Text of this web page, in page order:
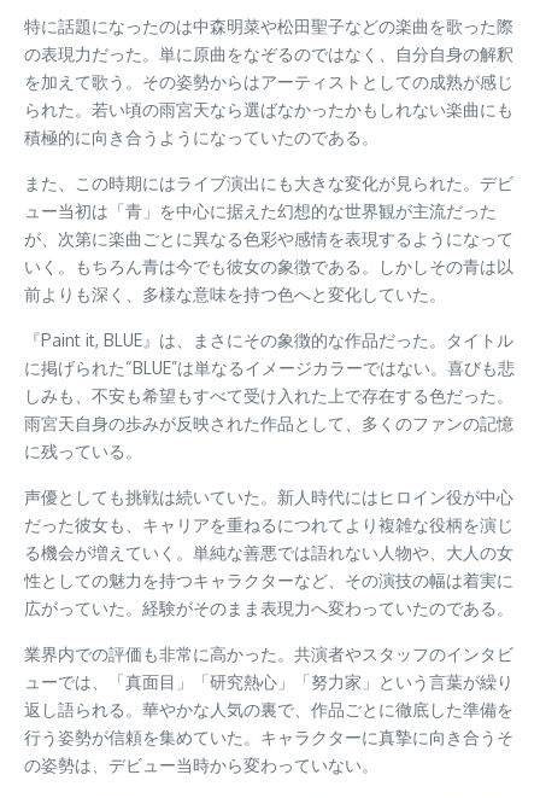
特に話題になったのは中森明菜や松田聖子などの楽曲を歌った際
の表現力だった。単に原曲をなぞるのではなく、自分自身の解釈
を加えて歌う。その姿勢からはアーティストとしての成熟が感じ
られた。若い頃の雨宮天なら選ばなかったかもしれない楽曲にも
積極的に向き合うようになっていたのである。
また、この時期にはライブ演出にも大きな変化が見られた。デビ
ュー当初は「青」を中心に据えた幻想的な世界観が主流だった
が、次第に楽曲ごとに異なる色彩や感情を表現するようになって
いく。もちろん青は今でも彼女の象徴である。しかしその青は以
前よりも深く、多様な意味を持つ色へと変化していた。
『Paint it, BLUE』は、まさにその象徴的な作品だった。タイトル
に掲げられた“BLUE”は単なるイメージカラーではない。喜びも悲
しみも、不安も希望もすべて受け入れた上で存在する色だった。
雨宮天自身の歩みが反映された作品として、多くのファンの記憶
に残っている。
声優としても挑戦は続いていた。新人時代にはヒロイン役が中心
だった彼女も、キャリアを重ねるにつれてより複雑な役柄を演じ
る機会が増えていく。単純な善悪では語れない人物や、大人の女
性としての魅力を持つキャラクターなど、その演技の幅は着実に
広がっていた。経験がそのまま表現力へ変わっていたのである。
業界内での評価も非常に高かった。共演者やスタッフのインタビ
ューでは、「真面目」「研究熱心」「努力家」という言葉が繰り
返し語られる。華やかな人気の裏で、作品ごとに徹底した準備を
行う姿勢が信頼を集めていた。キャラクターに真摯に向き合うそ
の姿勢は、デビュー当時から変わっていない。